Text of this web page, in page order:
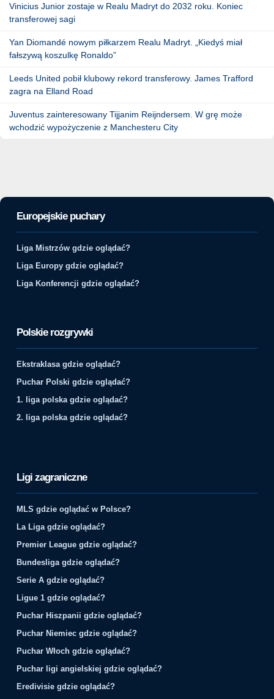
Vinicius Junior zostaje w Realu Madryt do 2032 roku. Koniec
transferowej sagi
Yan Diomandé nowym piłkarzem Realu Madryt. „Kiedyś miał
fałszywą koszulkę Ronaldo”
Leeds United pobił klubowy rekord transferowy. James Trafford
zagra na Elland Road
Juventus zainteresowany Tijjanim Reijndersem. W grę może
wchodzić wypożyczenie z Manchesteru City
Europejskie puchary
Liga Mistrzów gdzie oglądać?
Liga Europy gdzie oglądać?
Liga Konferencji gdzie oglądać?
Polskie rozgrywki
Ekstraklasa gdzie oglądać?
Puchar Polski gdzie oglądać?
1. liga polska gdzie oglądać?
2. liga polska gdzie oglądać?
Ligi zagraniczne
MLS gdzie oglądać w Polsce?
La Liga gdzie oglądać?
Premier League gdzie oglądać?
Bundesliga gdzie oglądać?
Serie A gdzie oglądać?
Ligue 1 gdzie oglądać?
Puchar Hiszpanii gdzie oglądać?
Puchar Niemiec gdzie oglądać?
Puchar Włoch gdzie oglądać?
Puchar ligi angielskiej gdzie oglądać?
Eredivisie gdzie oglądać?